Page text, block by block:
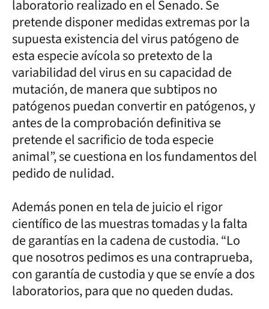
laboratorio realizado en el Senado. Se
pretende disponer medidas extremas por la
supuesta existencia del virus patógeno de
esta especie avícola so pretexto de la
variabilidad del virus en su capacidad de
mutación, de manera que subtipos no
patógenos puedan convertir en patógenos, y
antes de la comprobación definitiva se
pretende el sacrificio de toda especie
animal”, se cuestiona en los fundamentos del
pedido de nulidad.
Además ponen en tela de juicio el rigor
científico de las muestras tomadas y la falta
de garantías en la cadena de custodia. “Lo
que nosotros pedimos es una contraprueba,
con garantía de custodia y que se envíe a dos
laboratorios, para que no queden dudas.